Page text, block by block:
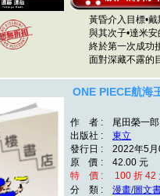
黃昏介入目標•戴
與其次子•達米安
終於第一次成功
面對深藏不露的
ONE PIECE航海
作 者 : 尾田榮一郎
出版社 : 東立
發行日 : 2022年5月
原 價 : 42.00 元
特 價 : 100 折 42
分 類 : 漫畫/圖文